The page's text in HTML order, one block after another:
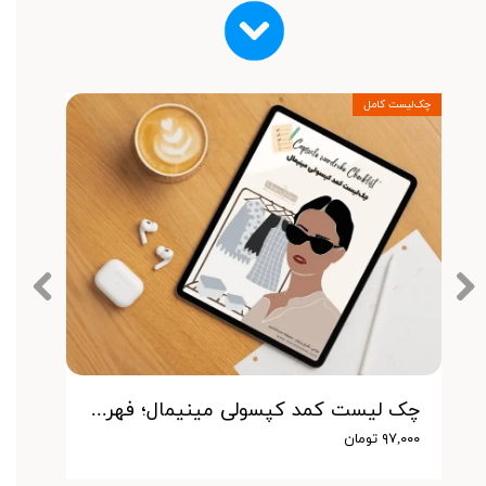
چک لیست کمد کپسولی مینیمال؛ فهرستی جامع از تمام آیتم های مورد نیاز برای ساخت یک کمد کپسولی شیک و کاربردی
۹۷,۰۰۰ تومان
چک‌لیست کامل